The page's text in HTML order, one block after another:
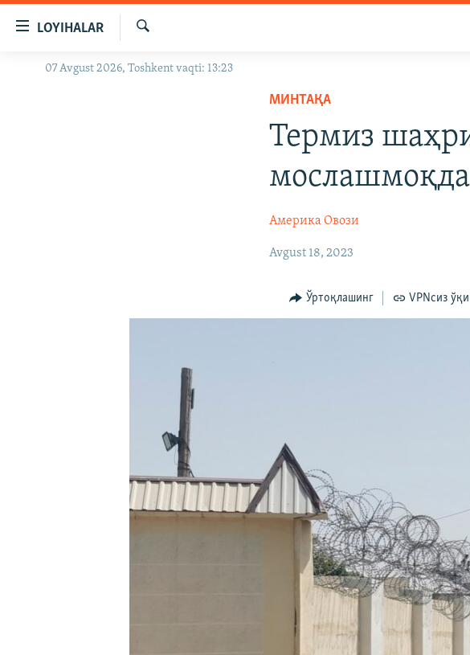
Бош
LOYIHALAR
OZODLIK SURISHTIRUVLARI
Излаш
07 Avgust 2026, Toshkent vaqti: 13:23
МИНТАҚА
Термиз
мослашмоқда
Америка Овози
Avgust 18, 2023
Ўртоқлашинг VPNсиз